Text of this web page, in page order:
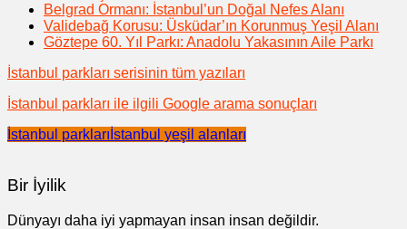
Belgrad Ormanı: İstanbul’un Doğal Nefes Alanı
Validebağ Korusu: Üsküdar’ın Korunmuş Yeşil Alanı
Göztepe 60. Yıl Parkı: Anadolu Yakasının Aile Parkı
İstanbul parkları serisinin tüm yazıları
İstanbul parkları ile ilgili Google arama sonuçları
İstanbul parkları İstanbul yeşil alanları
Bir İyilik
Dünyayı daha iyi yapmayan insan insan değildir.